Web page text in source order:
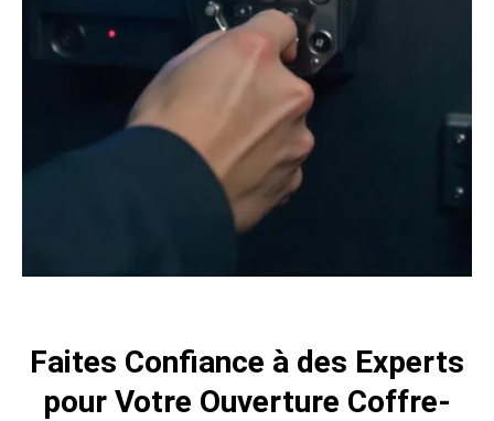
Faites Confiance à des Experts
pour Votre Ouverture Coffre-